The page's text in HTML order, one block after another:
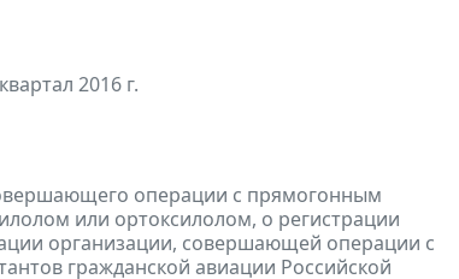
2016 г.
операции с прямогонным
или ортоксилолом, о регистрации
организации, совершающей операции с
гражданской авиации Российской